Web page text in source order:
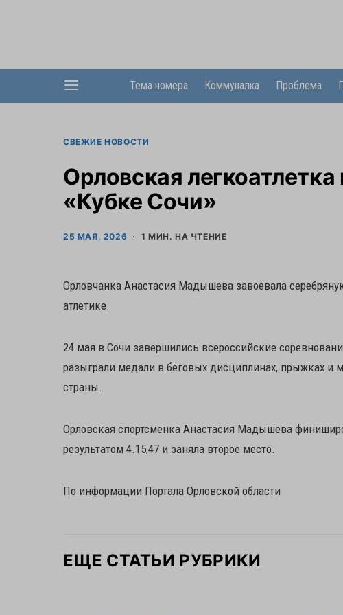
Тема номера Коммуналка Проблема
СВЕЖИЕ НОВОСТИ
Орловская
«Кубке Сочи»
25 МАЯ, 2026 1 МИН. НА ЧТЕНИЕ
Орловчанка Анастасия Мадышева завоевала
атлетике.
24 мая в Сочи завершились всероссийские
разыграли медали в беговых дисциплинах, прыжках и
страны.
Орловская спортсменка Анастасия Мадышева
результатом 4.15,47 и заняла второе место.
По информации Портала Орловской области
ЕЩЕ СТАТЬИ РУБРИКИ